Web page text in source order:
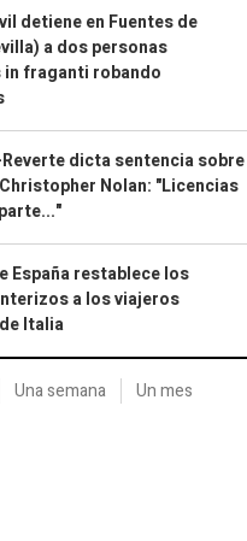
detiene en Fuentes de
a dos personas
fraganti robando
dicta sentencia sobre
Nolan: "Licencias
España restablece los
a los viajeros
Italia
Una semana Un mes